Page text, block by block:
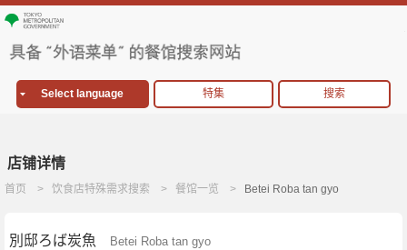
Select language 特集 搜索
店铺详情
首页 饮食店特殊需求搜索 餐馆一览 Betei Roba tan gyo
別邸ろば炭魚 Betei Roba tan gyo